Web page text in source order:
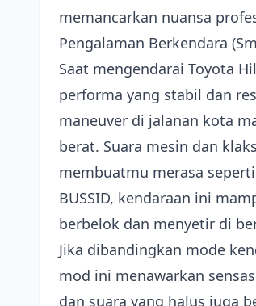
memancarkan nuansa
Pengalaman Berkendara
Saat mengendarai Toyota
performa yang stabil dan
maneuver di jalanan kota
berat. Suara mesin dan
membuatmu merasa
BUSSID, kendaraan ini
berbelok dan menyetir di
Jika dibandingkan mode
mod ini menawarkan
dan suara yang halus juga